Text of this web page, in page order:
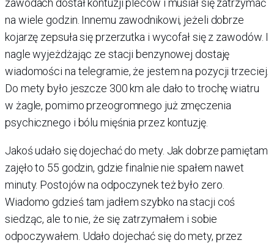
zawodach dostał kontuzji pleców i musiał się zatrzymać
na wiele godzin. Innemu zawodnikowi, jeżeli dobrze
kojarzę zepsuła się przerzutka i wycofał się z zawodów. I
nagle wyjeżdżając ze stacji benzynowej dostaję
wiadomości na telegramie, że jestem na pozycji trzeciej.
Do mety było jeszcze 300 km ale dało to trochę wiatru
w żagle, pomimo przeogromnego już zmęczenia
psychicznego i bólu mięśnia przez kontuzję.
Jakoś udało się dojechać do mety. Jak dobrze pamiętam
zajęło to 55 godzin, gdzie finalnie nie spałem nawet
minuty. Postojów na odpoczynek też było zero.
Wiadomo gdzieś tam jadłem szybko na stacji coś
siedząc, ale to nie, że się zatrzymałem i sobie
odpoczywałem. Udało dojechać się do mety, przez